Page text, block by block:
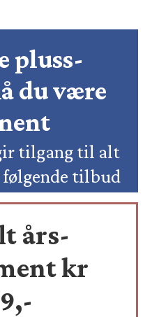
pluss-
du være
tilgang til alt
tilbud
års-
kr